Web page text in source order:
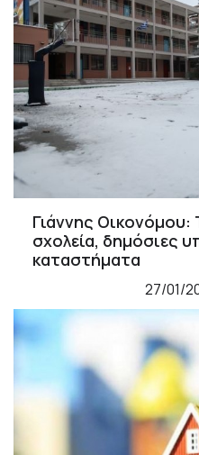
Γιάννης Οικονόμου:
σχολεία, δημόσιες
καταστήματα
27/01/